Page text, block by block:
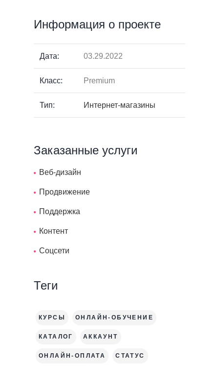
Информация о проекте
Дата: 03.29.2022
Класс: Premium
Тип: Интернет-магазины
Заказанные услуги
Веб-дизайн
Продвижение
Поддержка
Контент
Соцсети
Теги
КУРСЫ ОНЛАЙН-ОБУЧЕНИЕ
КАТАЛОГ АККАУНТ
ОНЛАЙН-ОПЛАТА СТАТУС